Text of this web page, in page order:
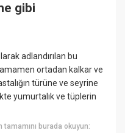
gibi
adlandırılan bu
ortadan kalkar ve
türüne ve seyrine
yumurtalık ve tüplerin
tamamını burada okuyun: